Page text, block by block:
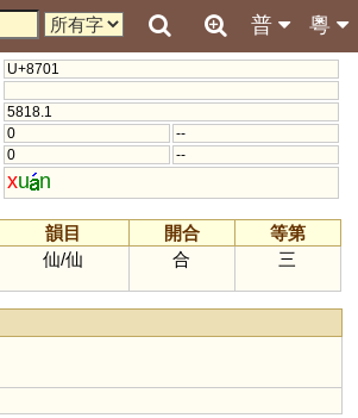
粵
普
U+8701
5818.1
0
--
0
--
xu n
韻目 開合
等第
仙/仙 合 三